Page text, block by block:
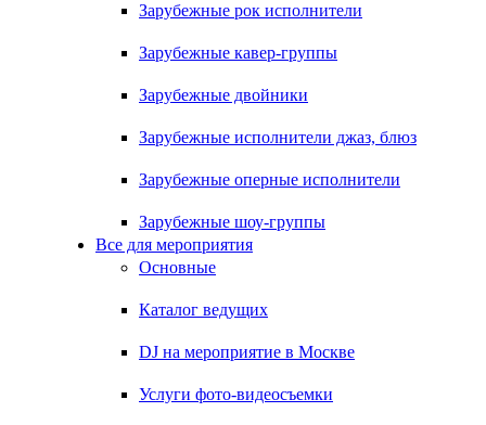
Зарубежные рок исполнители
Зарубежные кавер-группы
Зарубежные двойники
Зарубежные исполнители джаз, блюз
Зарубежные оперные исполнители
Зарубежные шоу-группы
Все для мероприятия
Основные
Каталог ведущих
DJ на мероприятие в Москве
Услуги фото-видеосъемки